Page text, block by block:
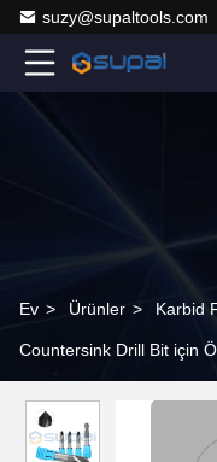
suzy@supaltools.com
Ev > Ürünler > Karbid
Countersink Drill Bit için